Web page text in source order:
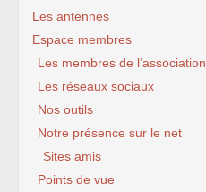
Les antennes
Espace membres
Les membres de l’association
Les réseaux sociaux
Nos outils
Notre présence sur le net
Sites amis
Points de vue